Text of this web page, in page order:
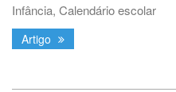
Infância, Calendário escolar
Artigo